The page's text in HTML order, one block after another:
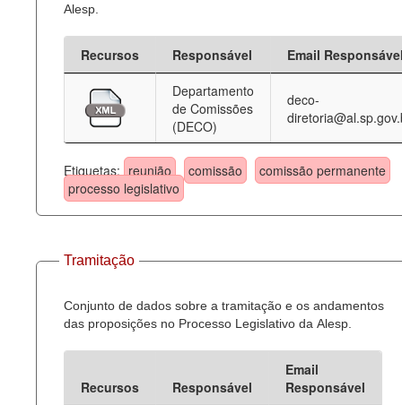
Alesp.
Recursos Responsável
Email
Departamento
de Comissões
(DECO)
deco-
Etiquetas: reunião comissão
comissão permanente
processo legislativo
Tramitação
Conjunto de dados sobre a tramitação e os andamentos
das proposições no Processo Legislativo da Alesp.
Recursos Responsável
Email
Responsável